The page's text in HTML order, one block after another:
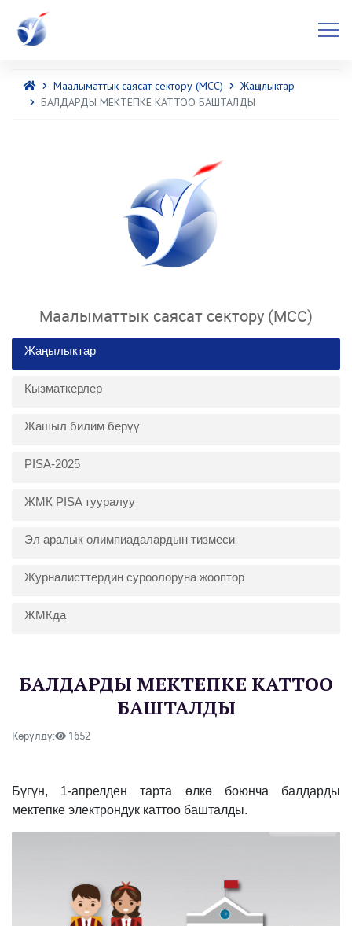
Маалыматтык саясат сектору (МСС)
Жаңылыктар
БАЛДАРДЫ МЕКТЕПКЕ КАТТОО БАШТАЛДЫ
Маалыматтык саясат сектору (МСС)
Жаңылыктар
Кызматкерлер
Жашыл билим берүү
PISA-2025
ЖМК PISA тууралуу
Эл аралык олимпиадалардын тизмеси
Журналисттердин суроолоруна жооптор
ЖМКда
БАЛДАРДЫ МЕКТЕПКЕ КАТТОО
БАШТАЛДЫ
Көрүлдү: 1652
Бүгүн, 1-апрелден тарта өлкө боюнча балдарды
мектепке электрондук каттоо башталды.